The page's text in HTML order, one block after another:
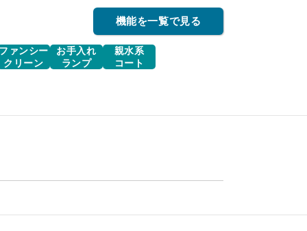
機能を一覧で見る
ァンシー
クリーン
お手入れ
ランプ
親水系
コート